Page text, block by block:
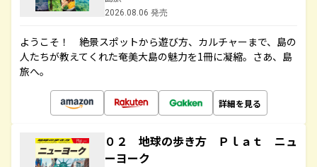
2026.08.06 発売
ようこそ！ 絶景スポットから遊び方、カルチャーまで、島の
人たちが教えてくれた奄美大島の魅力を1冊に凝縮。さあ、島
旅へ。
詳細を見る
０２ 地球の歩き方 Ｐｌａｔ ニュ
ーヨーク